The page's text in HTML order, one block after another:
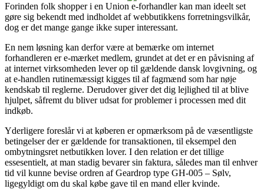
Forinden folk shopper i en Union e-forhandler kan man ideelt set
gøre sig bekendt med indholdet af webbutikkens forretningsvilkår,
dog er det mange gange ikke super interessant.
En nem løsning kan derfor være at bemærke om internet
forhandleren er e-mærket medlem, grundet at det er en påvisning af
at internet virksomheden lever op til gældende dansk lovgivning, og
at e-handlen rutinemæssigt kigges til af fagmænd som har nøje
kendskab til reglerne. Derudover giver det dig lejlighed til at blive
hjulpet, såfremt du bliver udsat for problemer i processen med dit
indkøb.
Yderligere foreslår vi at køberen er opmærksom på de væsentligste
betingelser der er gældende for transaktionen, til eksempel den
ombytningsret netbutikken lover. I den relation er det tillige
essesentielt, at man stadig bevarer sin faktura, således man til enhver
tid vil kunne bevise ordren af Geardrop type GH-005 – Sølv,
ligegyldigt om du skal købe gave til en mand eller kvinde.